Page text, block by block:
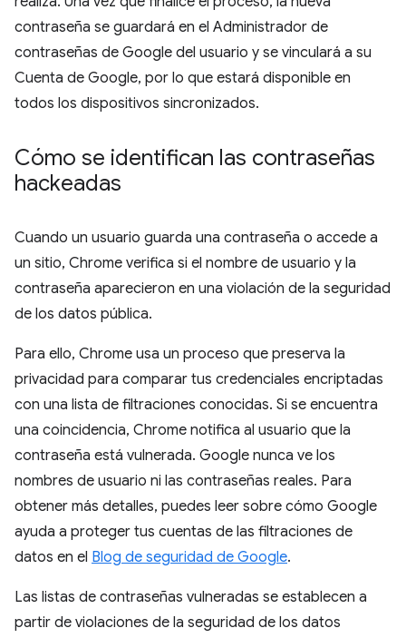
contraseña se guardará en el Administrador de
contraseñas de Google del usuario y se vinculará a su
Cuenta de Google, por lo que estará disponible en
todos los dispositivos sincronizados.
Cómo se identifican las contraseñas
hackeadas
Cuando un usuario guarda una contraseña o accede a
un sitio, Chrome verifica si el nombre de usuario y la
contraseña aparecieron en una violación de la seguridad
de los datos pública.
Para ello, Chrome usa un proceso que preserva la
privacidad para comparar tus credenciales encriptadas
con una lista de filtraciones conocidas. Si se encuentra
una coincidencia, Chrome notifica al usuario que la
contraseña está vulnerada. Google nunca ve los
nombres de usuario ni las contraseñas reales. Para
obtener más detalles, puedes leer sobre cómo Google
ayuda a proteger tus cuentas de las filtraciones de
datos en el Blog de seguridad de Google.
Las listas de contraseñas vulneradas se establecen a
partir de violaciones de la seguridad de los datos